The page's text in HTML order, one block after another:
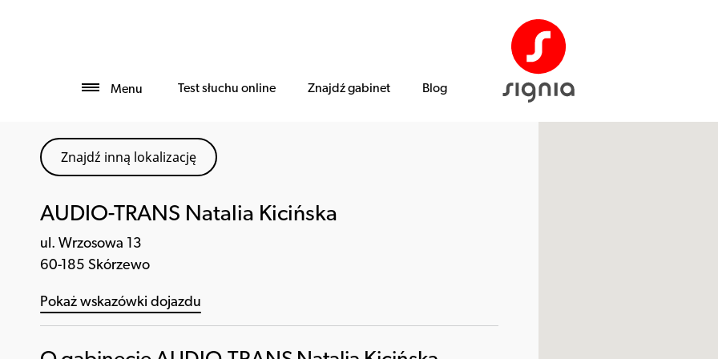
Menu Test słuchu online Znajdź gabinet Blog
Znajdź inną lokalizację
AUDIO-TRANS Natalia Kicińska
ul. Wrzosowa 13
60-185 Skórzewo
Pokaż wskazówki dojazdu